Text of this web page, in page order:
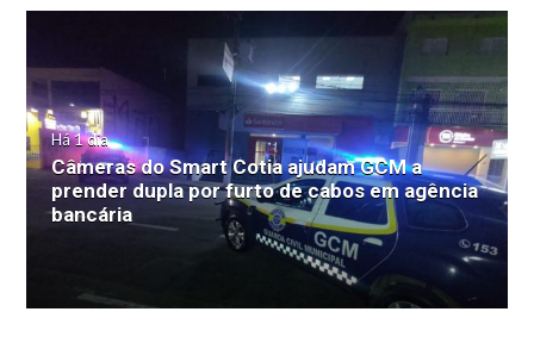
Há 1 dia
Câmeras do Smart Cotia ajudam GCM a
prender dupla por furto de cabos em agência
bancária